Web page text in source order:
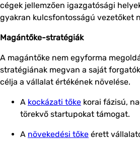
cégek jellemzően igazgatósági
gyakran kulcsfontosságú vezetőket
Magántőke-stratégiák
A magántőke nem egyforma
stratégiának megvan a saját
célja a vállalat értékének növelése.
A kockázati tőke korai fázisú,
törekvő startupokat támogat.
A növekedési tőke érett